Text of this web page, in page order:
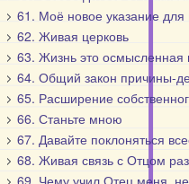
61. Моё новое указание для
62. Живая церковь
63. Жизнь это осмысленная
64. Общий закон причины-
65. Расширение
66. Станьте мною
67. Давайте поклоняться
68. Живая связь с Отцом
69. Чему учил Отец меня,